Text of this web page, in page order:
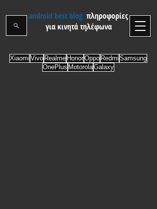
android best blog πληροφορίες
για κινητά τηλέφωνα
Xiaomi Vivo Realme HonorOppo Redmi Samsung
OnePlus MotorolaGalaxy